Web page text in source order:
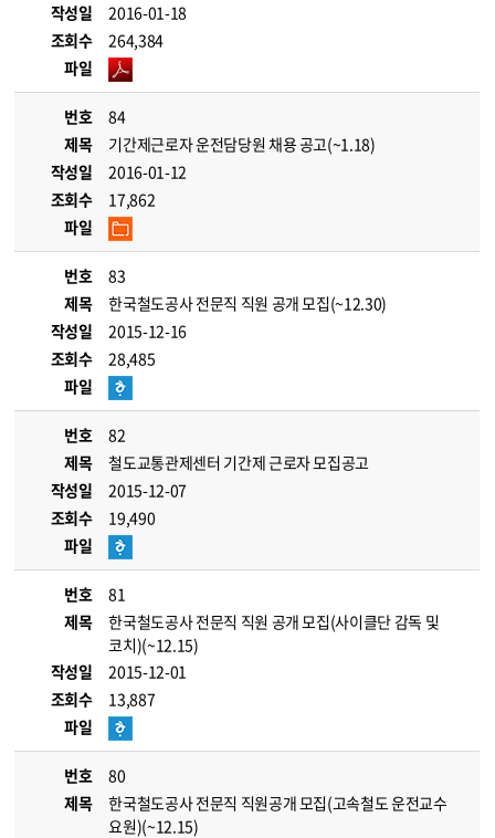
작성일
2016-01-18
조회수
264,384
파일
번호
84
제목
기간제근로자 운전담당원 채용 공고(~1.18)
작성일
2016-01-12
조회수
17,862
파일
번호
83
제목
한국철도공사 전문직 직원 공개 모집(~12.30)
작성일
2015-12-16
조회수
28,485
파일
번호
82
제목
철도교통관제센터 기간제 근로자 모집공고
작성일
2015-12-07
조회수
19,490
파일
번호
81
제목
한국철도공사 전문직 직원 공개 모집(사이클단 감독 및
코치)(~12.15)
작성일
2015-12-01
조회수
13,887
파일
번호
80
제목
한국철도공사 전문직 직원공개 모집(고속철도 운전교수
요원)(~12.15)